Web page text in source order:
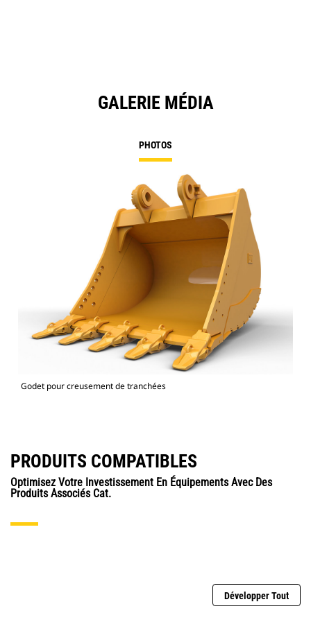
GALERIE MÉDIA
PHOTOS
Godet pour creusement de tranchées
PRODUITS COMPATIBLES
Optimisez Votre Investissement En Équipements Avec Des
Produits Associés Cat.
Développer Tout